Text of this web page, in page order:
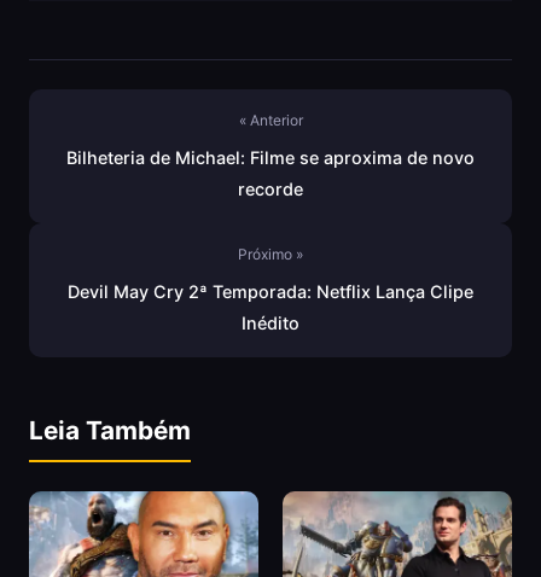
« Anterior
Bilheteria de Michael: Filme se aproxima de novo
recorde
Próximo »
Devil May Cry 2ª Temporada: Netflix Lança Clipe
Inédito
Leia Também